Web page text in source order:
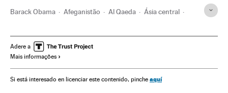
Barack Obama Afeganistão Al Qaeda Ásia central
Adere a
Mais informações
Si está interesado en licenciar este contenido, pinche aquí